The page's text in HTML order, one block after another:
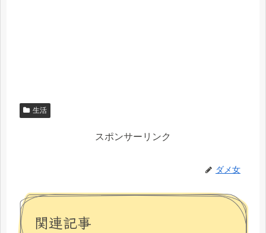
生活
スポンサーリンク
ダメ女
関連記事